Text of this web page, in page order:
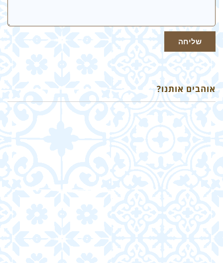
שליחה
אוהבים אותנו?